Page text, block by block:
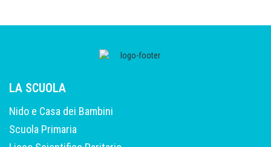
LA SCUOLA
Nido e Casa dei Bambini
Scuola Primaria